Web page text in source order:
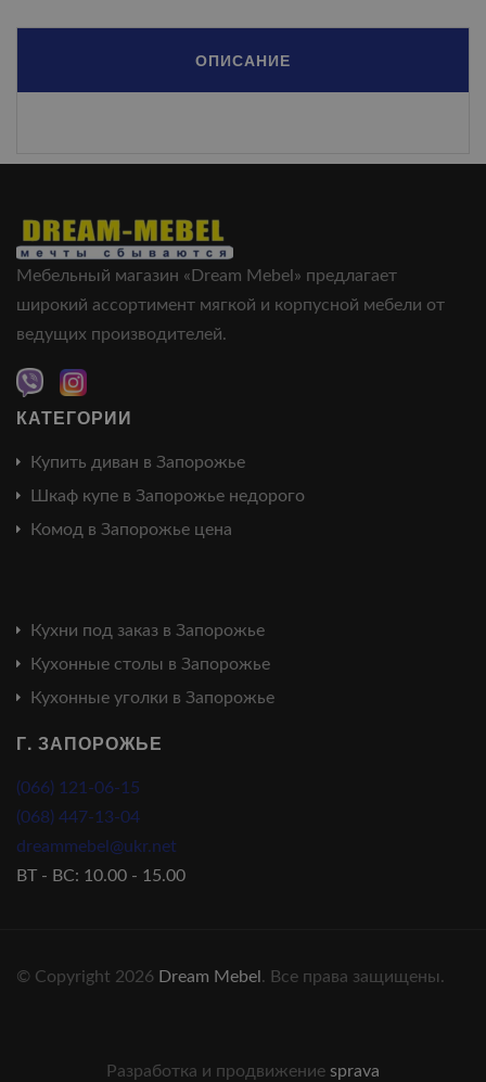
ОПИСАНИЕ
Мебельный магазин «Dream Mebel» предлагает
широкий ассортимент мягкой и корпусной мебели от
ведущих производителей.
КАТЕГОРИИ
Купить диван в Запорожье
Шкаф купе в Запорожье недорого
Комод в Запорожье цена
Кухни под заказ в Запорожье
Кухонные столы в Запорожье
Кухонные уголки в Запорожье
Г. ЗАПОРОЖЬЕ
(066) 121-06-15
(068) 447-13-04
dreammebel@ukr.net
ВТ - ВС: 10.00 - 15.00
© Copyright 2026 Dream Mebel. Все права защищены.
Разработка и продвижение sprava